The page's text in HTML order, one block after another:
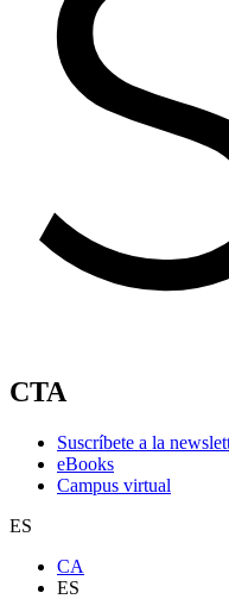
CTA
Suscríbete a la
eBooks
Campus virtual
ES
CA
ES